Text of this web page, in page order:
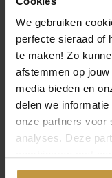
We gebruiken
perfecte sieraad of
te maken! Zo
afstemmen op
media bieden en
delen we
onze partners voor
analyses. Deze
gedeeld of die ze
MEER